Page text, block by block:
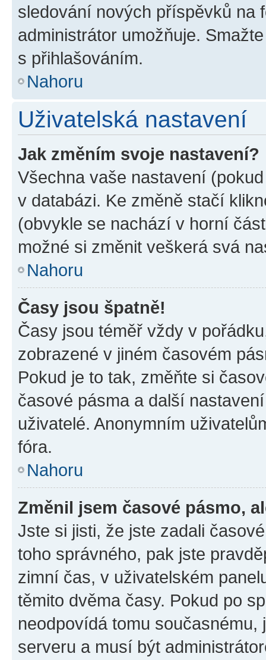
sledování nových příspěvků na
administrátor umožňuje.
s přihlašováním.
Nahoru
Uživatelská nastavení
Jak změním svoje nastavení?
Všechna vaše nastavení
v databázi. Ke změně stačí
(obvykle se nachází v horní
možné si změnit veškerá svá
Nahoru
Časy jsou špatně!
Časy jsou téměř vždy v
zobrazené v jiném časovém
Pokud je to tak, změňte si
časové pásma a další
uživatelé. Anonymním
fóra.
Nahoru
Změnil jsem časové pásmo,
Jste si jisti, že jste zadali
toho správného, pak jste
zimní čas, v uživatelském
těmito dvěma časy. Pokud po
neodpovídá tomu
serveru a musí být